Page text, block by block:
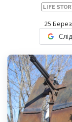
LIFE
25